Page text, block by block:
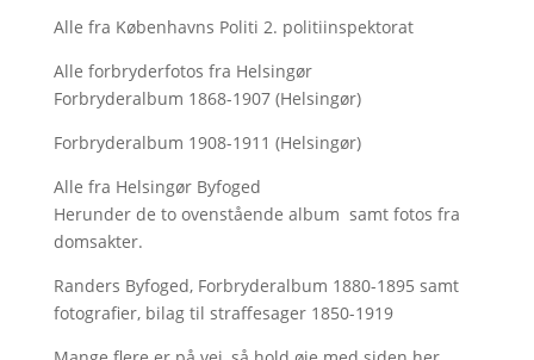
Alle fra Københavns Politi 2. politiinspektorat
Alle forbryderfotos fra Helsingør
Forbryderalbum 1868-1907 (Helsingør)
Forbryderalbum 1908-1911 (Helsingør)
Alle fra Helsingør Byfoged
Herunder de to ovenstående album samt fotos fra
domsakter.
Randers Byfoged, Forbryderalbum 1880-1895 samt
fotografier, bilag til straffesager 1850-1919